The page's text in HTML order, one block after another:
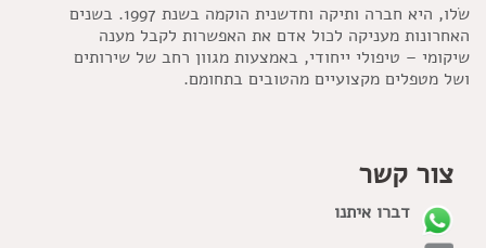
שׂלו, היא חברה ותיקה וחדשנית הוקמה בשנת 1997. בשנים
האחרונות מעניקה לכול אדם את האפשרות לקבל מענה
שיקומי – טיפולי ייחודי, באמצעות מגוון רחב של שירותים
ושל מטפלים מקצועיים מהטובים בתחומם.
צור קשר
דברו איתנו